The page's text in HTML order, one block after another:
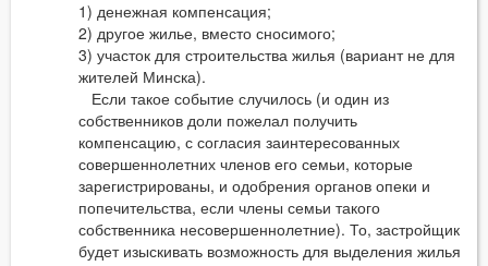
1) денежная компенсация;
2) другое жилье, вместо сносимого;
3) участок для строительства жилья (вариант не для
жителей Минска).
Если такое событие случилось (и один из
собственников доли пожелал получить
компенсацию, с согласия заинтересованных
совершеннолетних членов его семьи, которые
зарегистрированы, и одобрения органов опеки и
попечительства, если члены семьи такого
собственника несовершеннолетние). То, застройщик
будет изыскивать возможность для выделения жилья